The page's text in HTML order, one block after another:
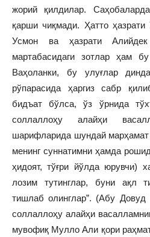
жорий қилдилар.
қарши чиқмади. Ҳатто ҳазрати
Усмон ва ҳазрати
мартабасидаги зотлар ҳам
Ваҳоланки, бу улуғлар
рўпарасида ҳаргиз сабр
бидъат бўлса, ўз ўрнида
соллаллоҳу алайҳи
шарифларида шундай марҳамат
менинг суннатимни ҳамда
ҳидоят, тўғри йўлда юрувчи)
лозим тутинглар, буни ақл
тишлаб олинглар”. (Абу Довуд
соллаллоҳу алайҳи
мувофиқ Мулло Али қори